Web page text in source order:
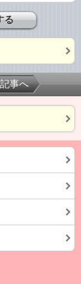
る
事へ